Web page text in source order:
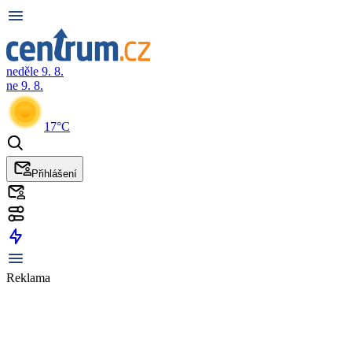
neděle 9. 8.
ne 9. 8.
17°C
Přihlášení
Reklama